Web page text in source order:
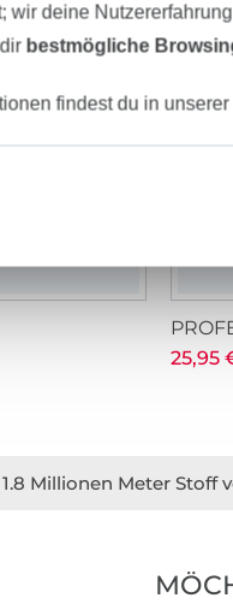
25,95
Millionen Meter Stoff
wir deine
bestmögliche
findest du in unserer